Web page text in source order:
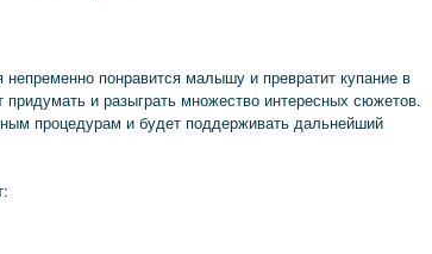
понравится малышу и превратит купание в
и разыграть множество интересных сюжетов.
процедурам и будет поддерживать дальнейший